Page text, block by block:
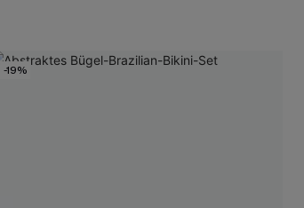
-19%